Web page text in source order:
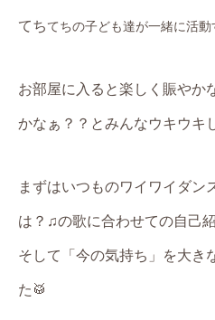
てちてちの子ども達が一緒に活動
お部屋に入ると楽しく賑やか
かなぁ？？とみんなウキウキ
まずはいつものワイワイダ
は？♫の歌に合わせての自己
そして「今の気持ち」を大き
た🥁